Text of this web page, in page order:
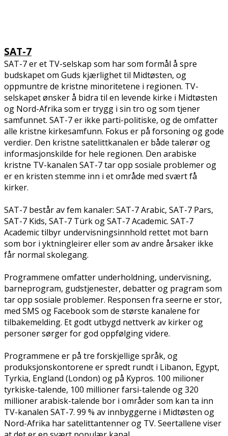
SAT-7
SAT-7 er et TV-selskap som har som formål å spre
budskapet om Guds kjærlighet til Midtøsten, og
oppmuntre de kristne minoritetene i regionen. TV-
selskapet ønsker å bidra til en levende kirke i Midtøsten
og Nord-Afrika som er trygg i sin tro og som tjener
samfunnet. SAT-7 er ikke parti-politiske, og de omfatter
alle kristne kirkesamfunn. Fokus er på forsoning og gode
verdier. Den kristne satelittkanalen er både talerør og
informasjonskilde for hele regionen. Den arabiske
kristne TV-kanalen SAT-7 tar opp sosiale problemer og
er en kristen stemme inn i et område med svært få
kirker.
SAT-7 består av fem kanaler: SAT-7 Arabic, SAT-7 Pars,
SAT-7 Kids, SAT-7 Türk og SAT-7 Academic. SAT-7
Academic tilbyr undervisningsinnhold rettet mot barn
som bor i flyktningleirer eller som av andre årsaker ikke
får normal skolegang.
Programmene omfatter underholdning, undervisning,
barneprogram, gudstjenester, debatter og pragram som
tar opp sosiale problemer. Responsen fra seerne er stor,
med SMS og Facebook som de største kanalene for
tilbakemelding. Et godt utbygd nettverk av kirker og
personer sørger for god oppfølging videre.
Programmene er på tre forskjellige språk, og
produksjonskontorene er spredt rundt i Libanon, Egypt,
Tyrkia, England (London) og på Kypros. 100 milioner
tyrkiske-talende, 100 millioner farsi-talende og 320
millioner arabisk-talende bor i områder som kan ta inn
TV-kanalen SAT-7. 99 % av innbyggerne i Midtøsten og
Nord-Afrika har satelittantenner og TV. Seertallene viser